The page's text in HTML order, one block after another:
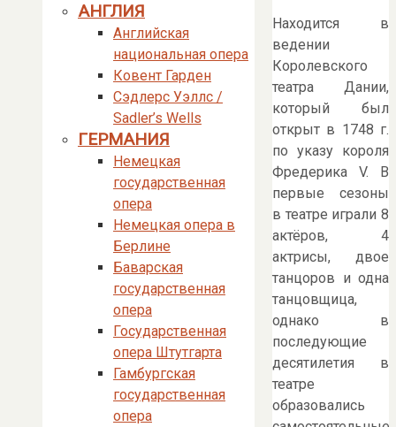
Находится в
ведении
Королевского
театра Дании,
который был
открыт в 1748 г.
по указу короля
Фредерика V. В
первые сезоны
в театре играли 8
актёров, 4
актрисы, двое
танцоров и одна
танцовщица,
однако в
последующие
десятилетия в
театре
образовались
АНГЛИЯ
Английская
национальная опера
Ковент Гарден
Сэдлерс Уэллс /
Sadler’s Wells
ГЕРМАНИЯ
Немецкая
государственная
опера
Немецкая опера в
Берлине
Баварская
государственная
опера
Государственная
опера Штутгарта
Гамбургская
государственная
опера